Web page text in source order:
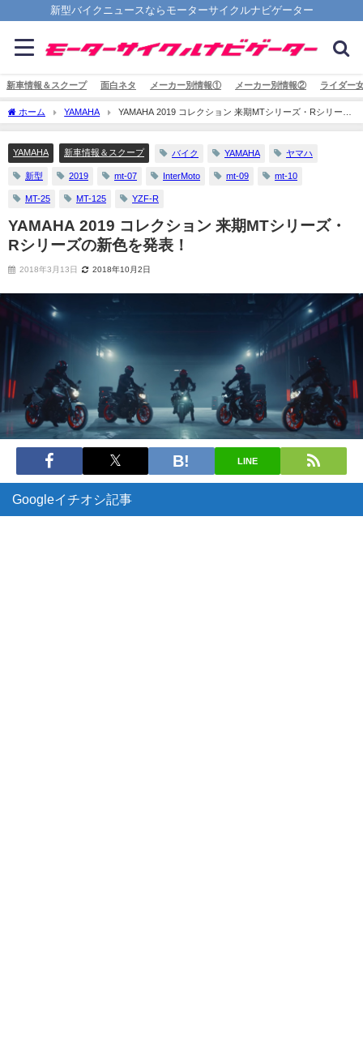
新型バイクニュースならモーターサイクルナビゲーター
新車情報＆スクープ 面白ネタ メーカー別情報① メーカー別情報② ライダー
ホーム YAMAHA
YAMAHA 2019 コレクション 来期MTシリーズ・Rシリーズ
の新色を発表！
YAMAHA 新車情報＆スクープ バイク YAMAHA ヤマハ
新型 2019 mt-07 InterMoto mt-09 mt-10
MT-25 MT-125 YZF-R
YAMAHA 2019 コレクション 来期MTシリーズ・
Rシリーズの新色を発表！
2018年3月13日 2018年10月2日
LINE
Googleイチオシ記事